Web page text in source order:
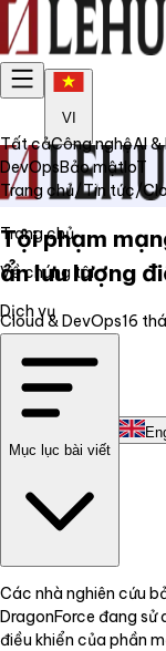
VI
Trang chủ
Về chúng tôi
Dịch vụ
Liên hệ
Tất cảCông nghệAI &
DevOpsBảo mậtIoT
Trang chủ/Tin tức/
Tội phạm
ẩn lưu lượng
Cloud & DevOps16
Mục lục bài viết
Các nhà nghiên cứu
DragonForce đang sử
điều khiển của phần